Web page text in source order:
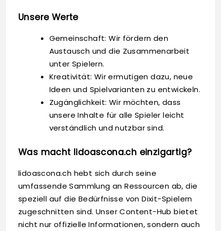
Unsere Werte
Gemeinschaft: Wir fördern den
Austausch und die Zusammenarbeit
unter Spielern.
Kreativität: Wir ermutigen dazu, neue
Ideen und Spielvarianten zu entwickeln.
Zugänglichkeit: Wir möchten, dass
unsere Inhalte für alle Spieler leicht
verständlich und nutzbar sind.
Was macht lidoascona.ch einzigartig?
lidoascona.ch hebt sich durch seine
umfassende Sammlung an Ressourcen ab, die
speziell auf die Bedürfnisse von Dixit-Spielern
zugeschnitten sind. Unser Content-Hub bietet
nicht nur offizielle Informationen, sondern auch